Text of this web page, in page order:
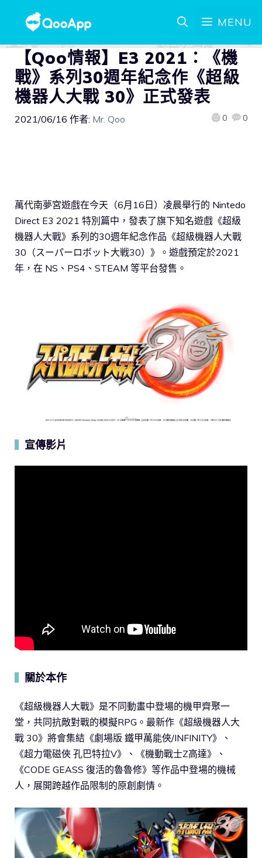
MENU
【Qoo情報】E3 2021：《機
戰》系列30週年紀念作《超級
機器人大戰 30》正式發表
2021/06/16 作者: Mr. Qoo 0 0
萬代南夢宮遊戲在今天（6月16日）凌晨舉行的 Nintedo
Direct E3 2021 特別篇中，發表了旗下知名遊戲《超級
機器人大戰》系列的30週年紀念作品《超級機器人大戰
30（スーパーロボット大戦30）》。遊戲預定於2021
年，在 NS、PS4、STEAM 等平台發售。
宣傳影片
關於本作
《超級機器人大戰》是不同動畫中登場的機甲齊聚一
堂，共同抗敵對戰的模擬RPG。最新作《超級機器人大
戰 30》將會集結《劇場版 鐵甲萬能俠/INFINITY》、
《超力電磁俠 孔巴特拉V》、《機動戰士Z高達》、
《CODE GEASS 復活的魯魯修》等作品中登場的機械
人，展開跨越作品限制的原創劇情。